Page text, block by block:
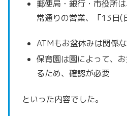
郵便局・銀行・市役所
常通りの営業、「13日(
ATMもお盆休みは関係
保育園は園によって、
るため、確認が必要
といった内容でした。